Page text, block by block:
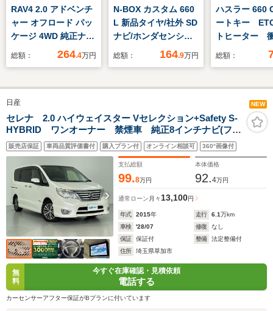
RAV4 2.0 アドベンチ
ャー オフロード パッ
ケージ 4WD 純正ナ
ビ フルセグTV バ
ル トヨタセーフティ
センス レーダークル
コン BSM パワー
シート シートヒータ
ー ベンチレーショ
ン 純正アルミホイー
ル フォグランプ
総額： 264.4万円
N-BOX カスタム 660
L 新品タイヤ/社外 SD
ナビ/ホンダセンシン
グ/電動スライドドア/
ム/ドライブレコーダ
LED/USBジャック
総額： 164.9万円
ハスラー 660
ートキー
トヒーター
システム 電
ン 社外CDオ
総額：
日産 NEW
セレナ 2.0 ハイウェイスター Vセレクション+Safety S-
HYBRID ワンオーナー 禁煙車 純正8インチナビ(フル
セグ・AM/FM・CD/DVD・BT・SD)USBポート プッシ
ュスタート スマートキー クルーズコントロール 衝
突被害軽減ブレーキ アラウンドビューカメラ 両側パ
ワスラ
販売店保証 車両品質評価書付 購入プラン付 オンライン相談可 360°画像付
支払総額
99.8万円
本体価格
92.4万円
通常ローン 月々 13,100円
年式 2015年 走行 6.1万km
車検
'28/07 修復
なし
保証
保証付 整備
法定整備付
住所
埼玉県草加市
無
料
今すぐ在庫確認・見積依頼
電話する
カーセンサーアフター保証がBプランに付いています